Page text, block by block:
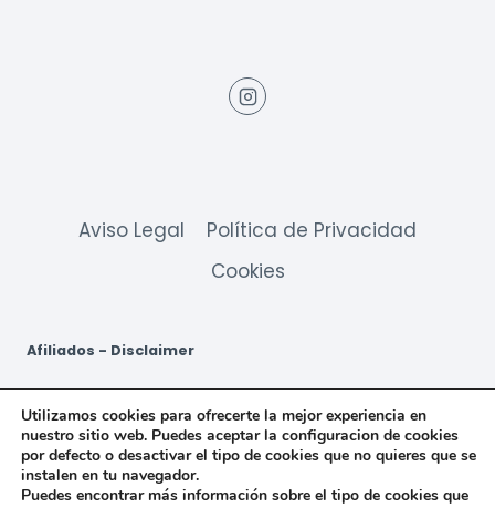
Aviso Legal
Política de Privacidad
Cookies
Afiliados - Disclaimer
CharlieTeckel participa en varios programas de afiliación de
marketing, lo que significa que CharlieTeckel recibe
comisiones por las compras hechas a través de los links a
sitios de los vendedores. CharlieTeckel es un afiliado de
Amazon.
Utilizamos cookies para ofrecerte la mejor experiencia en
nuestro sitio web. Puedes aceptar la configuracion de cookies
por defecto o desactivar el tipo de cookies que no quieres que se
instalen en tu navegador.
Puedes encontrar más información sobre el tipo de cookies que